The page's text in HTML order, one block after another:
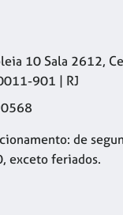
10 Sala 2612,
901 | RJ
de
exceto feriados.